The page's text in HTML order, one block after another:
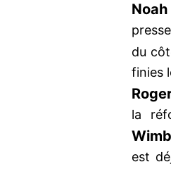
Noah
du
finies
la
est